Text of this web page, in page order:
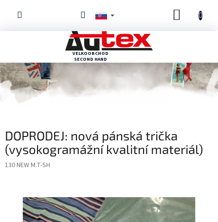
DOPRODEJ: nová pánská trička
(vysokogramážní kvalitní materiál)
130 NEW M.T-SH